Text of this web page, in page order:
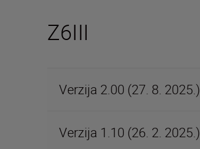
Z6III
Verzija 2.00 (27. 8. 2025.)
Verzija 1.10 (26. 2. 2025.)